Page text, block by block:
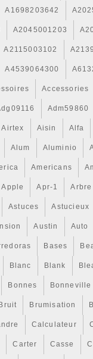
A1698203642
A2045001203
A2115003102
A4539064300
Accessories
Adm59860
Airtex Aisin Alfa
Alum Aluminio
Americans
Apple Apr-1 Arbre
Astuces Astucieux
Austin Auto
Bases
Blanc Blank
Bonnes Bonneville
Bruit Brumisation
Calculateur
Carter Casse